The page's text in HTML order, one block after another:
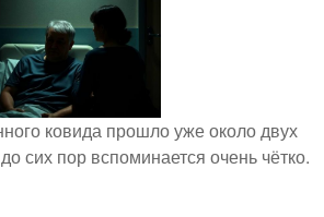
ковида прошло уже около двух
сих пор вспоминается очень чётко.